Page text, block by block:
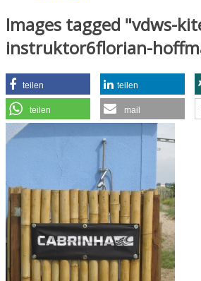
Images tagged "vdws-
instruktor6florian-
teilen teilen
teilen mail